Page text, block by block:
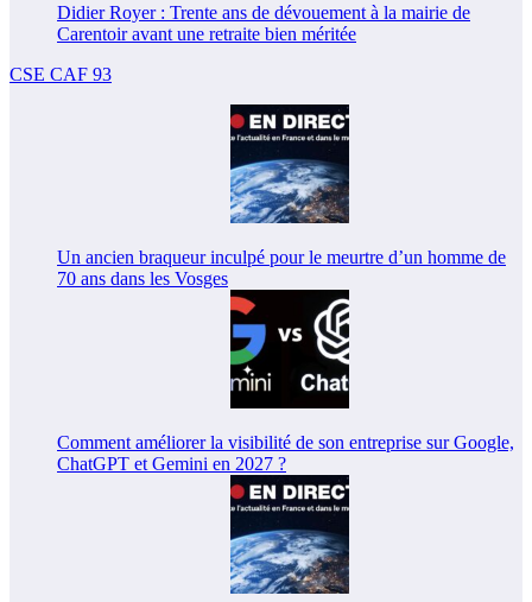
Didier Royer : Trente ans de dévouement à la mairie de
Carentoir avant une retraite bien méritée
CSE CAF 93
Un ancien braqueur inculpé pour le meurtre d’un homme de
70 ans dans les Vosges
Comment améliorer la visibilité de son entreprise sur Google,
ChatGPT et Gemini en 2027 ?